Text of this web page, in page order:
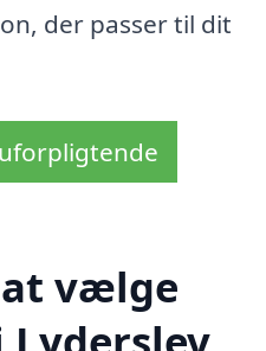
der passer til dit
at vælge